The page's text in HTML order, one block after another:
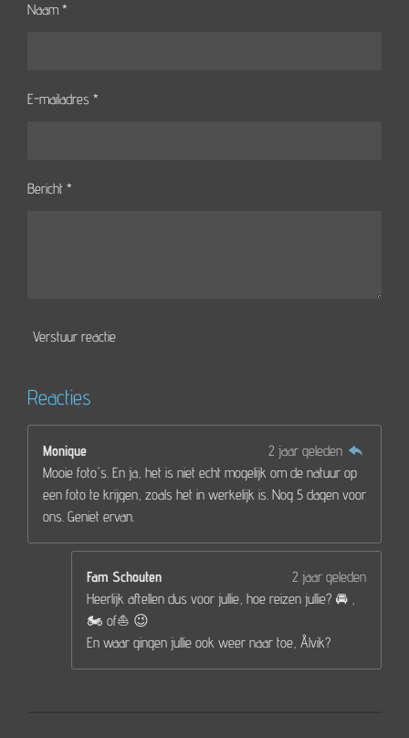
Naam *
E-mailadres *
Bericht *
Verstuur reactie
Reacties
Monique
2 jaar geleden
Mooie foto's. En ja, het is niet echt mogelijk om de natuur op
een foto te krijgen, zoals het in werkelijk is. Nog 5 dagen voor
ons. Geniet ervan.
Fam Schouten
2 jaar geleden
Heerlijk aftellen dus voor jullie, hoe reizen jullie? 🚘 ,
🏍️ of⛵️ 😉
En waar gingen jullie ook weer naar toe, Ålvik?